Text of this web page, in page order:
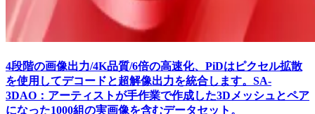
4段階の画像出力/4K品質/6倍の高速化、PiDはピクセル拡散
を使用してデコードと超解像出力を統合します。SA-
3DAO：アーティストが手作業で作成した3Dメッシュとペア
になった1000組の実画像を含むデータセット。